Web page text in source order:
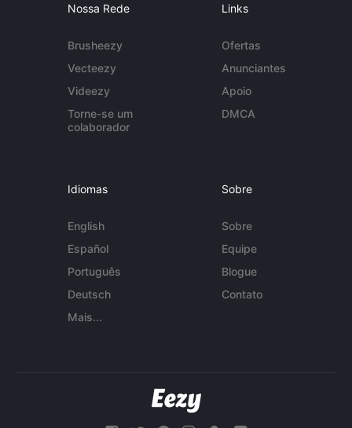
Nossa Rede
Brusheezy
Vecteezy
Videezy
Torne-se um
colaborador
Links
Ofertas
Anunciantes
Apoio
DMCA
Idiomas
English
Español
Português
Deutsch
Mais...
Sobre
Sobre
Equipe
Blogue
Contato